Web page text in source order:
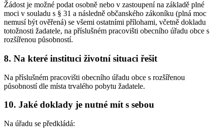
Žádost je možné podat osobně nebo v zastoupení na základě plné
moci v souladu s § 31 a následně občanského zákoníku (plná moc
nemusí být ověřená) se všemi ostatními přílohami, včetně dokladu
totožnosti žadatele, na příslušném pracovišti obecního úřadu obce s
rozšířenou působností.
8. Na které instituci životní situaci řešit
Na příslušném pracovišti obecního úřadu obce s rozšířenou
působností dle místa trvalého pobytu žadatele.
10. Jaké doklady je nutné mít s sebou
Na úřadu se předkládá: